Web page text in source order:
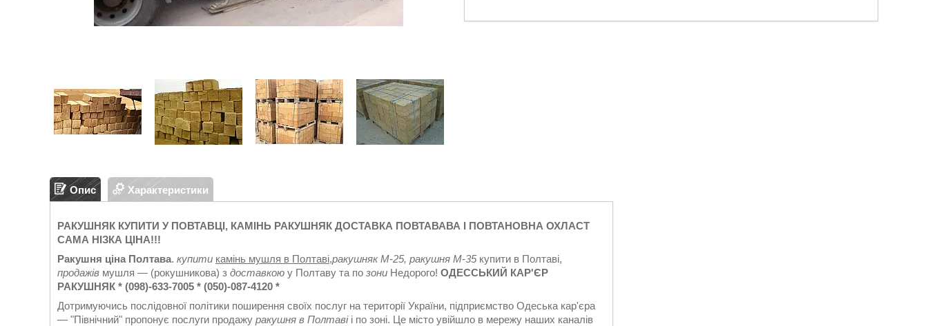
Опис Характеристики
РАКУШНЯК КУПИТИ У ПОВТАВЦІ, КАМІНЬ РАКУШНЯК ДОСТАВКА ПОВТАВАВА І ПОВТАНОВНА ОХЛАСТ
САМА НІЗКА ЦІНА!!!
Ракушня ціна Полтава. купити камінь мушля в Полтаві,ракушняк М-25, ракушня М-35купити в Полтаві,
продажів мушля — (рокушникова) з доставкою у Полтаву та по зони Недорого! ОДЕССЬКИЙ КАР'ЄР
РАКУШНЯК * (098)-633-7005 * (050)-087-4120 *
Дотримуючись послідовної політики поширення своїх послуг на території України, підприємство Одеська кар'єра
— "Північний" пропонує послуги продажу ракушня в Полтавіі по зоні. Це місто увійшло в мережу наших каналів